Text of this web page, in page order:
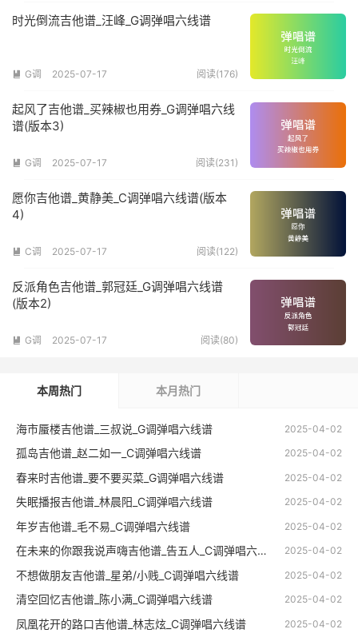
时光倒流吉他谱_汪峰_G调弹唱六线谱
 G调 2025-07-17 阅读(176)
起风了吉他谱_买辣椒也用券_G调弹唱六线
谱(版本3)
 G调 2025-07-17 阅读(231)
愿你吉他谱_黄静美_C调弹唱六线谱(版本
4)
 C调 2025-07-17 阅读(122)
反派角色吉他谱_郭冠廷_G调弹唱六线谱
(版本2)
 G调 2025-07-17 阅读(80)
本周热门 本月热门
2025-04-02
海市蜃楼吉他谱_三叔说_G调弹唱六线谱
2025-04-02
孤岛吉他谱_赵二如一_C调弹唱六线谱
2025-04-02
春来时吉他谱_要不要买菜_G调弹唱六线谱
2025-04-02
失眠播报吉他谱_林晨阳_C调弹唱六线谱
2025-04-02
年岁吉他谱_毛不易_C调弹唱六线谱
2025-04-02
在未来的你跟我说声嗨吉他谱_告五人_C调弹唱六线谱
2025-04-02
不想做朋友吉他谱_星弟/小贱_C调弹唱六线谱
2025-04-02
清空回忆吉他谱_陈小满_C调弹唱六线谱
2025-04-02
凤凰花开的路口吉他谱_林志炫_C调弹唱六线谱